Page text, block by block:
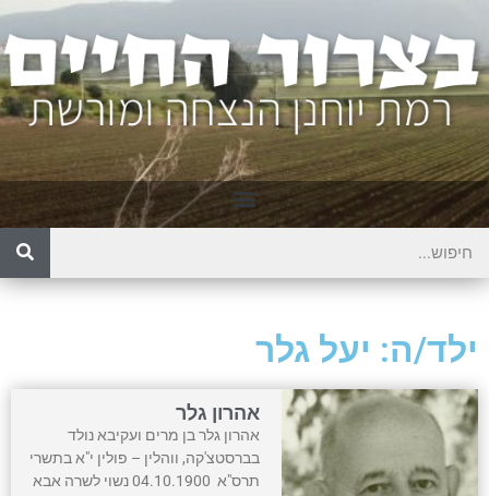
ילד/ה: יעל גלר
אהרון גלר
אהרון גלר בן מרים ועקיבא נולד
בברסטצ'קה, ווהלין – פולין י"א בתשרי
תרס"א 04.10.1900 נשוי לשרה אבא